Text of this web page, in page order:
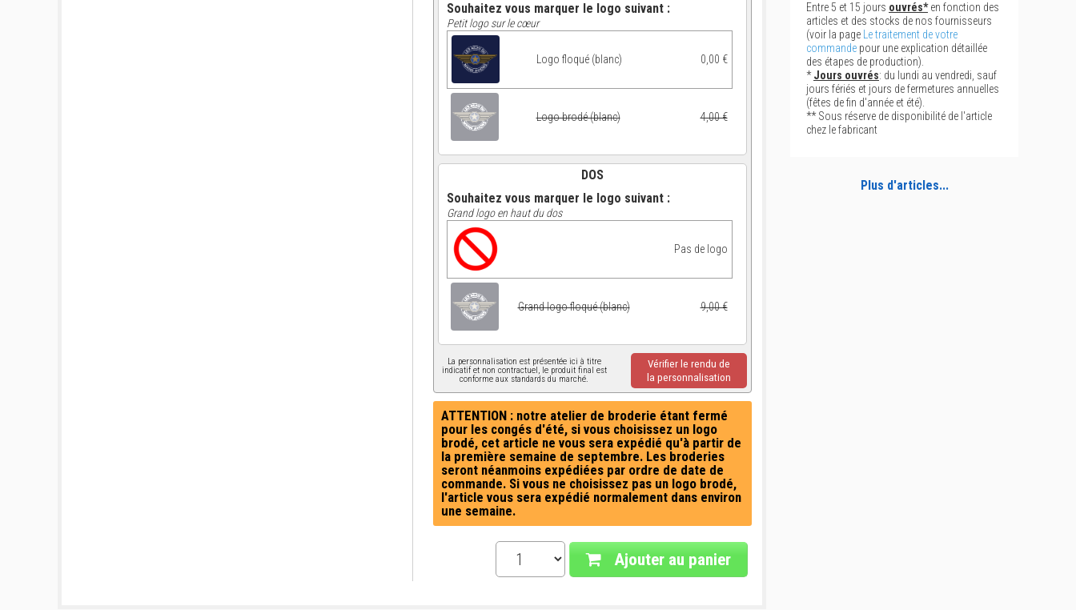
Souhaitez vous marquer le logo suivant :
Petit logo sur le cœur
Logo floqué (blanc) 0,00 €
Logo brodé (blanc) 4,00 €
DOS
Souhaitez vous marquer le logo suivant :
Grand logo en haut du dos
Pas de logo
Grand logo floqué (blanc) 9,00 €
La personnalisation est présentée ici à titre
indicatif et non contractuel, le produit final est
conforme aux standards du marché.
Vérifier le rendu de
la personnalisation
ATTENTION : notre atelier de broderie étant fermé
pour les congés d'été, si vous choisissez un logo
brodé, cet article ne vous sera expédié qu'à partir de
la première semaine de septembre. Les broderies
seront néanmoins expédiées par ordre de date de
commande. Si vous ne choisissez pas un logo brodé,
l'article vous sera expédié normalement dans environ
une semaine.
Ajouter au panier
Entre 5 et 15 jours ouvrés*en fonction des
articles et des stocks de nos fournisseurs
(voir la page
Le traitement de votre
commande pour une explication détaillée
des étapes de production).
*Jours ouvrés: du lundi au vendredi, sauf
jours fériés et jours de fermetures annuelles
(fêtes de fin d'année et été).
** Sous réserve de disponibilité de l'article
chez le fabricant
Plus d'articles...